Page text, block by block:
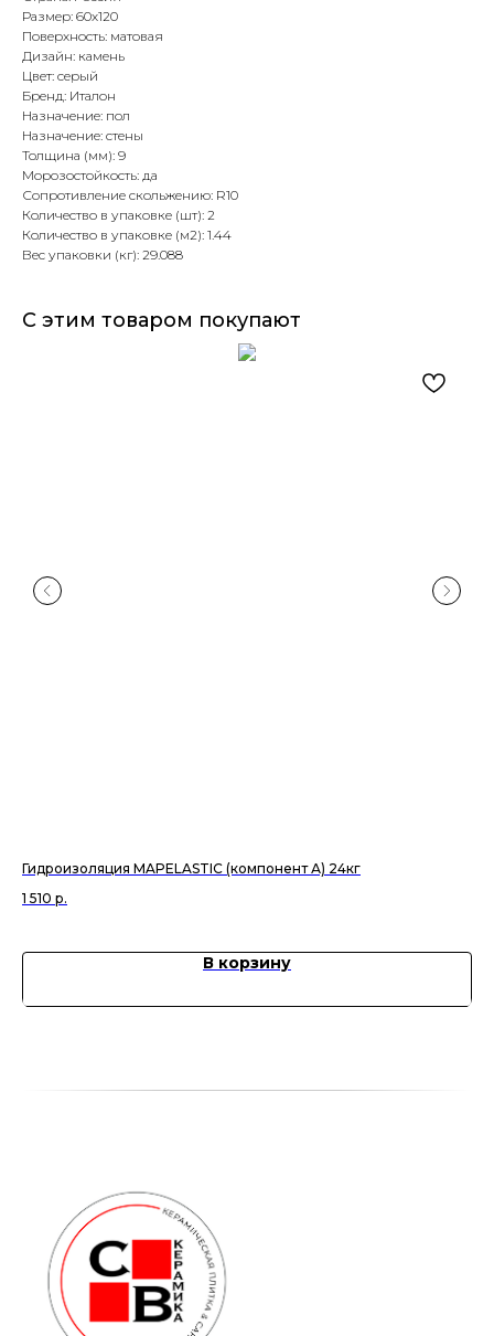
Размер: 60х120
Поверхность: матовая
Дизайн: камень
Цвет: серый
Бренд: Италон
Назначение: пол
Назначение: стены
Толщина (мм): 9
Морозостойкость: да
Сопротивление скольжению: R10
Количество в упаковке (шт): 2
Количество в упаковке (м2): 1.44
Вес упаковки (кг): 29.088
С этим товаром покупают
Гидроизоляция MAPELASTIC (компонент А) 24кг
1 510 р.
В корзину